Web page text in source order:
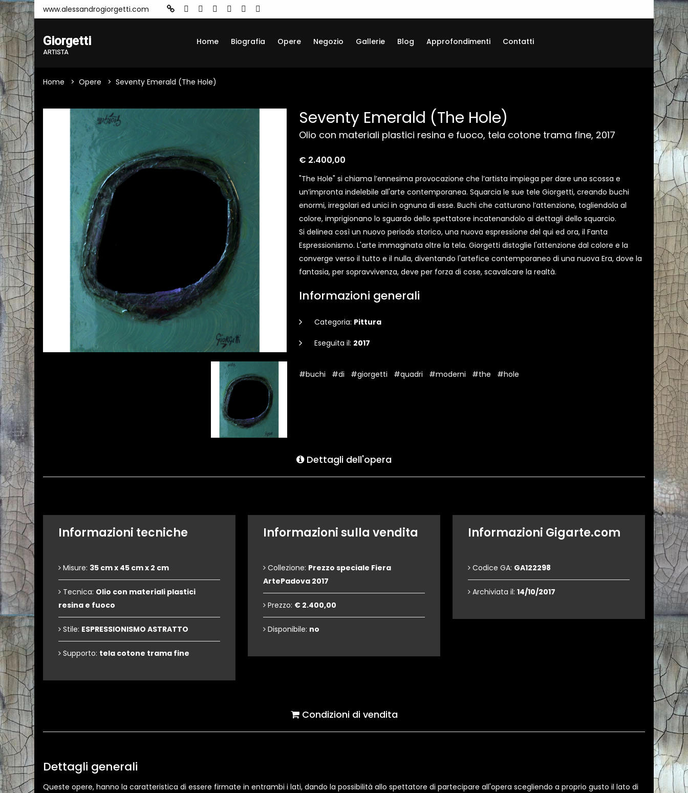
www.alessandrogiorgetti.com
Giorgetti
ARTISTA
Home Biografia Opere Negozio Gallerie Blog Approfondimenti Contatti
Home Opere Seventy Emerald (The Hole)
Seventy Emerald (The Hole)
Olio con materiali plastici resina e fuoco, tela cotone trama fine, 2017
€ 2.400,00
"The Hole" si chiama l’ennesima provocazione che l’artista impiega per dare una scossa e
un’impronta indelebile all'arte contemporanea. Squarcia le sue tele Giorgetti, creando buchi
enormi, irregolari ed unici in ognuna di esse. Buchi che catturano l’attenzione, togliendola al
colore, imprigionano lo sguardo dello spettatore incatenandolo ai dettagli dello squarcio.
Si delinea così un nuovo periodo storico, una nuova espressione del qui ed ora, il Fanta
Espressionismo. L'arte immaginata oltre la tela. Giorgetti distoglie l'attenzione dal colore e la
converge verso il tutto e il nulla, diventando l'artefice contemporaneo di una nuova Era, dove la
fantasia, per sopravvivenza, deve per forza di cose, scavalcare la realtà.
Informazioni generali
Categoria: Pittura
Eseguita il: 2017
#buchi #di #giorgetti #quadri #moderni #the #hole
Dettagli dell'opera
Informazioni tecniche
Misure: 35 cm x 45 cm x 2 cm
Tecnica: Olio con materiali plastici
resina e fuoco
Stile: ESPRESSIONISMO ASTRATTO
Supporto: tela cotone trama fine
Informazioni sulla vendita
Collezione: Prezzo speciale Fiera
ArtePadova 2017
Prezzo: € 2.400,00
Disponibile: no
Informazioni Gigarte.com
Codice GA: GA122298
Archiviata il: 14/10/2017
Condizioni di vendita
Dettagli generali
Queste opere, hanno la caratteristica di essere firmate in entrambi i lati, dando la possibilità allo spettatore di partecipare all'opera scegliendo a proprio gusto il lato di